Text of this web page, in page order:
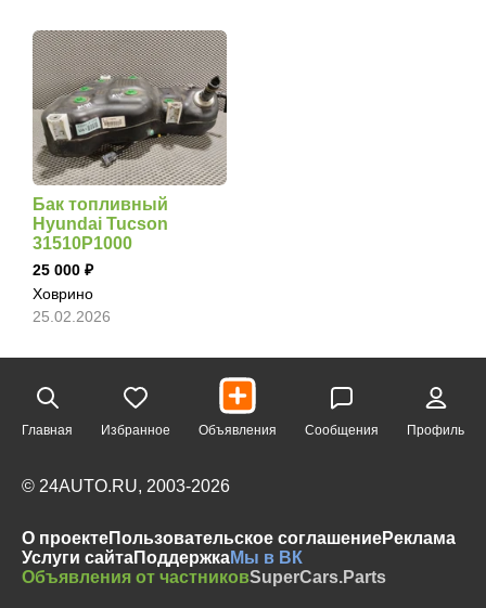
Бак топливный
Hyundai Tucson
31510P1000
25 000
Ховрино
25.02.2026
Главная Избранное Объявления Сообщения Профиль
© 24AUTO.RU, 2003-2026
О проектеПользовательское соглашениеРеклама
Услуги сайтаПоддержкаМы в ВК
Объявления от частниковSuperCars.Parts